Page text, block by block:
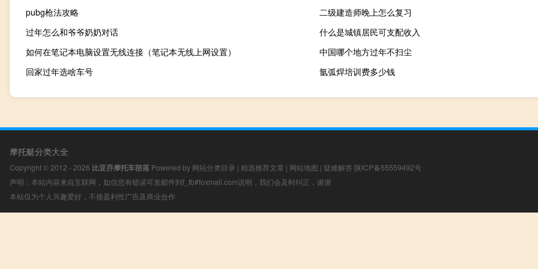
pubg枪法攻略
二级建造师晚上怎么复习
过年怎么和爷爷奶奶对话
什么是城镇居民可支配收入
如何在笔记本电脑设置无线连接（笔记本无线上网设置）
中国哪个地方过年不扫尘
回家过年选啥车号
氩弧焊培训费多少钱
摩托艇分类大全
Copyright © 2012 - 2026 比亚乔摩托车部落 Powered by 网站分类目录 | 精选推荐文章 | 网站地图 | 疑难解答 陕ICP备55559492号
声明：本站内容来自互联网，如信息有错误可发邮件到f_fb#foxmail.com说明，我们会及时纠正，谢谢
本站仅为个人兴趣爱好，不接盈利性广告及商业合作